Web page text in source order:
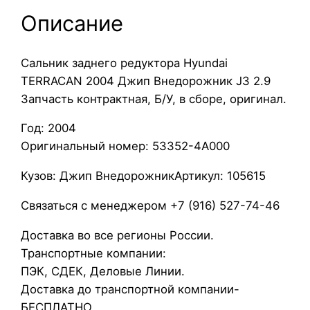
а
С
л
ь
н
и
з
а
н
е
г
о
р
е
Описание
Сальник заднего редуктора Hyundai
TERRACAN 2004 Джип Внедорожник J3 2.9
Запчасть контрактная, Б/У, в сборе, оригинал.
Год: 2004
Оригинальный номер: 53352-4A000
Кузов: Джип ВнедорожникАртикул: 105615
Связаться с менеджером +7 (916) 527-74-46
Доставка во все регионы России.
Транспортные компании:
ПЭК, СДЕК, Деловые Линии.
Доставка до транспортной компании-
БЕСПЛАТНО